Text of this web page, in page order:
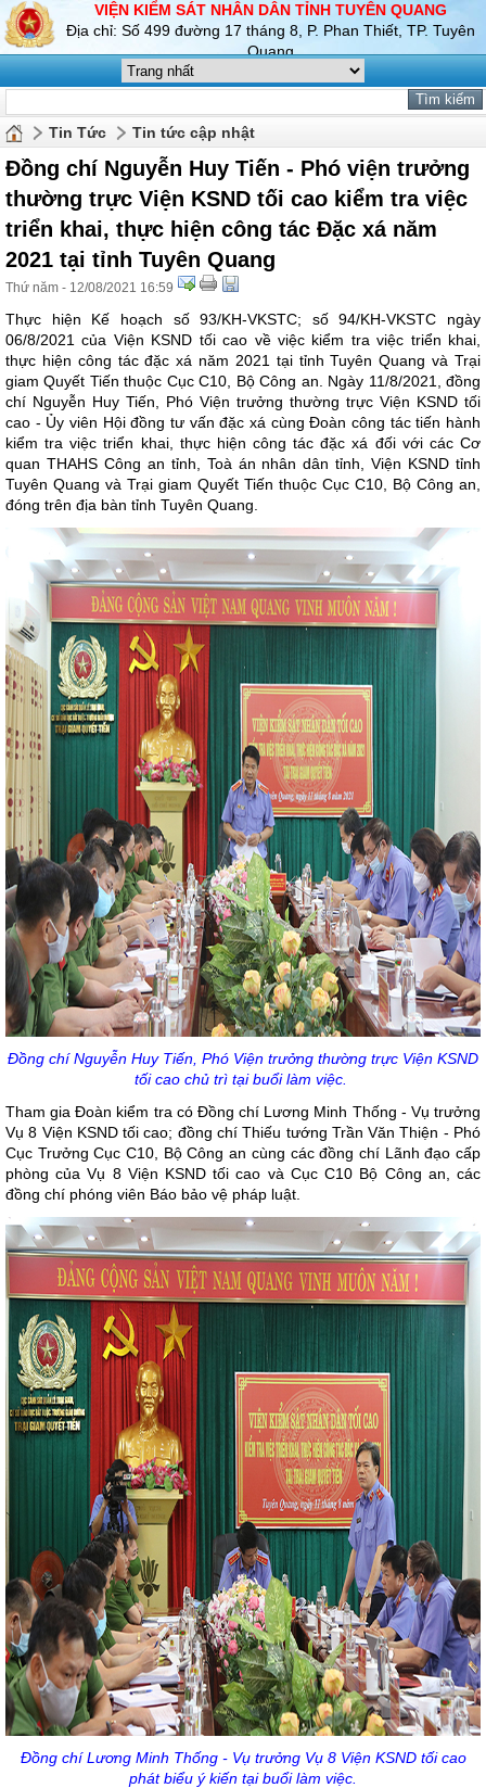
VIỆN KIỂM SÁT NHÂN DÂN TỈNH TUYÊN QUANG
Địa chỉ: Số 499 đường 17 tháng 8, P. Phan Thiết, TP. Tuyên
Quang
Tin Tức Tin tức cập nhật
Đồng chí Nguyễn Huy Tiến - Phó viện trưởng
thường trực Viện KSND tối cao kiểm tra việc
triển khai, thực hiện công tác Đặc xá năm
2021 tại tỉnh Tuyên Quang
Thứ năm - 12/08/2021 16:59
Thực hiện Kế hoạch số 93/KH-VKSTC; số 94/KH-VKSTC ngày
06/8/2021 của Viện KSND tối cao về việc kiểm tra việc triển khai,
thực hiện công tác đặc xá năm 2021 tại tỉnh Tuyên Quang và Trại
giam Quyết Tiến thuộc Cục C10, Bộ Công an. Ngày 11/8/2021, đồng
chí Nguyễn Huy Tiến, Phó Viện trưởng thường trực Viện KSND tối
cao - Ủy viên Hội đồng tư vấn đặc xá cùng Đoàn công tác tiến hành
kiểm tra việc triển khai, thực hiện công tác đặc xá đối với các Cơ
quan THAHS Công an tỉnh, Toà án nhân dân tỉnh, Viện KSND tỉnh
Tuyên Quang và Trại giam Quyết Tiến thuộc Cục C10, Bộ Công an,
đóng trên địa bàn tỉnh Tuyên Quang.
Đồng chí Nguyễn Huy Tiến, Phó Viện trưởng thường trực Viện KSND
tối cao chủ trì tại buổi làm việc.
Tham gia Đoàn kiểm tra có Đồng chí Lương Minh Thống - Vụ trưởng
Vụ 8 Viện KSND tối cao; đồng chí Thiếu tướng Trần Văn Thiện - Phó
Cục Trưởng Cục C10, Bộ Công an cùng các đồng chí Lãnh đạo cấp
phòng của Vụ 8 Viện KSND tối cao và Cục C10 Bộ Công an, các
đồng chí phóng viên Báo bảo vệ pháp luật.
Đồng chí Lương Minh Thống - Vụ trưởng Vụ 8 Viện KSND tối cao
phát biểu ý kiến tại buổi làm việc.